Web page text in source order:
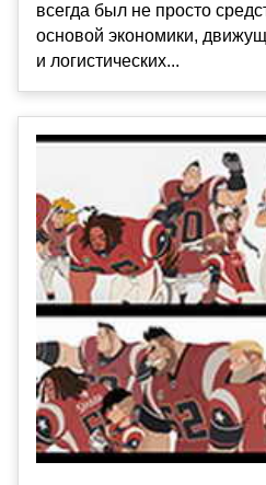
всегда был не просто
основой экономики,
и логистических...